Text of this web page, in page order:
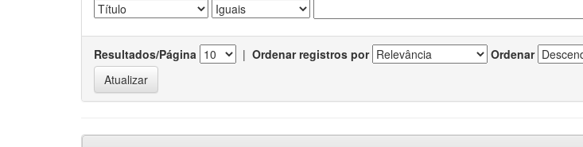
Resultados/Página | Ordenar registros por Ordenar